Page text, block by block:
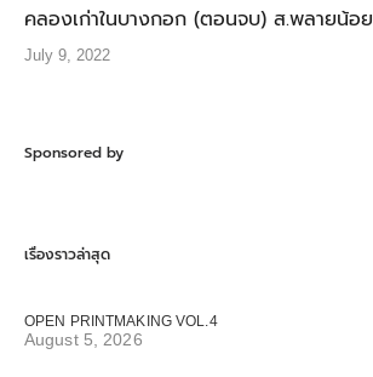
คลองเก่าในบางกอก (ตอนจบ) ส.พลายน้อย
July 9, 2022
Sponsored by
เรื่องราวล่าสุด
OPEN PRINTMAKING VOL.4
August 5, 2026